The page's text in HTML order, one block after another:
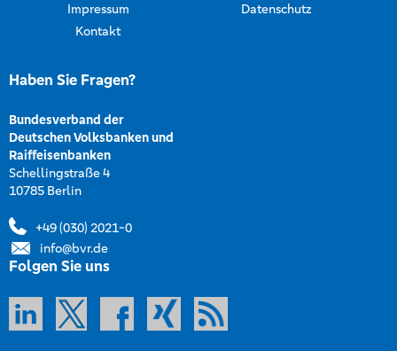
Impressum
Datenschutz
Kontakt
Haben Sie Fragen?
Bundesverband der
Deutschen Volksbanken und
Raiffeisenbanken
Schellingstraße 4
10785 Berlin
+49 (030) 2021-0
info@bvr.de
Folgen Sie uns